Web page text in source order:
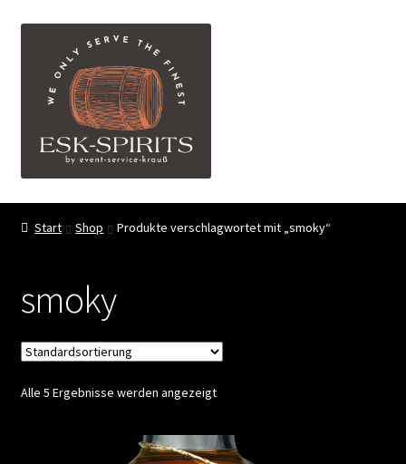
Navigation
springen
springen
ESK-SPIRITS ihr Partner für exquisite Spirituosen
Shop
My account
FAQ
Start Shop Produkte verschlagwortet mit „smoky“
smoky
Alle 5 Ergebnisse werden angezeigt